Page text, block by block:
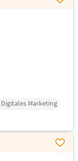
Digitales Marketing